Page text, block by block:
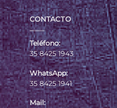
CONTACTO
Teléfono:
35 8425 1943
WhatsApp:
35 8425 1941
Mail: